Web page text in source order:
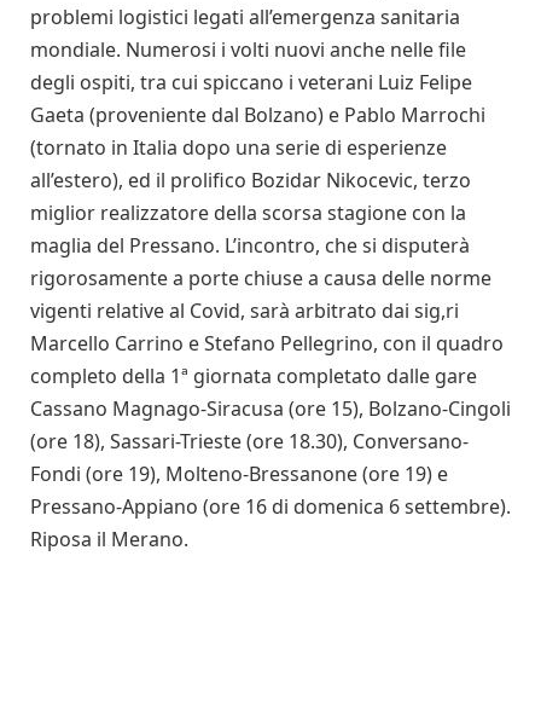
problemi logistici legati all’emergenza sanitaria
mondiale. Numerosi i volti nuovi anche nelle file
degli ospiti, tra cui spiccano i veterani Luiz Felipe
Gaeta (proveniente dal Bolzano) e Pablo Marrochi
(tornato in Italia dopo una serie di esperienze
all’estero), ed il prolifico Bozidar Nikocevic, terzo
miglior realizzatore della scorsa stagione con la
maglia del Pressano. L’incontro, che si disputerà
rigorosamente a porte chiuse a causa delle norme
vigenti relative al Covid, sarà arbitrato dai sig,ri
Marcello Carrino e Stefano Pellegrino, con il quadro
completo della 1ª giornata completato dalle gare
Cassano Magnago-Siracusa (ore 15), Bolzano-Cingoli
(ore 18), Sassari-Trieste (ore 18.30), Conversano-
Fondi (ore 19), Molteno-Bressanone (ore 19) e
Pressano-Appiano (ore 16 di domenica 6 settembre).
Riposa il Merano.